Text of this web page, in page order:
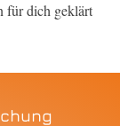
für dich geklärt